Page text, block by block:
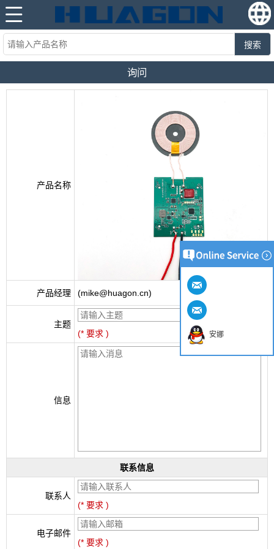
搜索
询问
产品名称
产品经理 (mike@huagon.cn)
主题
(* 要求 )
信息
联系信息
联系人
(* 要求 )
电子邮件
(* 要求 )
安娜